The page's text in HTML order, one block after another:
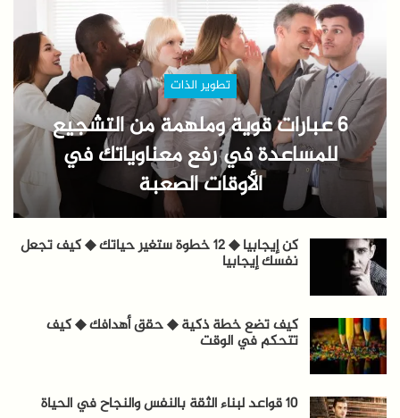
تطوير الذات
6 عبارات قوية وملهمة من التشجيع
للمساعدة في رفع معناوياتك في
الأوقات الصعبة
كن إيجابيا ◆ 12 خطوة ستغير حياتك ◆ كيف تجعل
نفسك إيجابيا
كيف تضع خطة ذكية ◆ حقق أهدافك ◆ كيف
تتحكم في الوقت
10 قواعد لبناء الثقة بالنفس والنجاح في الحياة